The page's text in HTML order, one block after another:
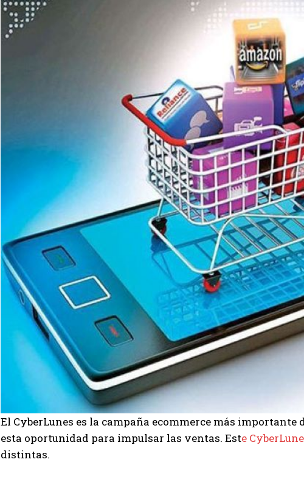
El CyberLunes es la campaña ecommerce más
esta oportunidad para impulsar las ventas. Este
distintas.